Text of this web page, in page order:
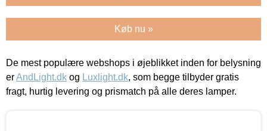
Køb nu »
De mest populære webshops i øjeblikket inden for belysning
erAndLight.dk og Luxlight.dk, som begge tilbyder gratis
fragt, hurtig levering og prismatch på alle deres lamper.